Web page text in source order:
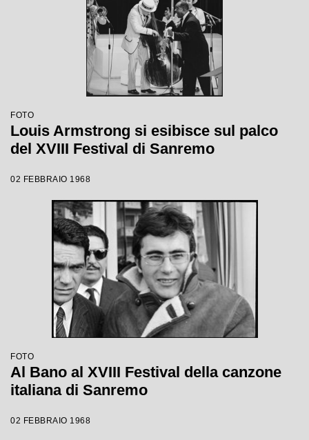
FOTO
Louis Armstrong si esibisce sul palco
del XVIII Festival di Sanremo
02 FEBBRAIO 1968
FOTO
Al Bano al XVIII Festival della canzone
italiana di Sanremo
02 FEBBRAIO 1968